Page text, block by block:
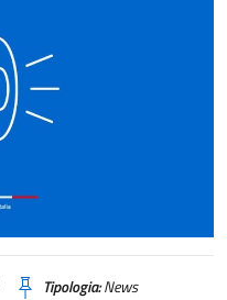
Tipologia:News